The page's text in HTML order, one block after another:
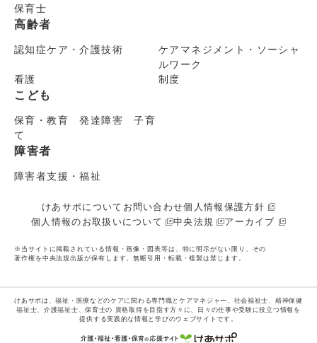
保育士
高齢者
認知症ケア・介護技術
ケアマネジメント・ソーシャ
ルワーク
看護
制度
こども
保育・教育 発達障害 子育
て
障害者
障害者支援・福祉
けあサポについて お問い合わせ個人情報保護方針
個人情報のお取扱いについて
中央法規 アーカイブ
※当サイトに掲載されている情報・画像・図表等は、特に明示がない限り、その
著作権を中央法規出版が保有します。無断引用・転載・複製は禁じます。
けあサポは、福祉・医療などのケアに関わる専門職とケアマネジャー、社会福祉士、精神保健
福祉士、介護福祉士、保育士の 資格取得を目指す方々に、日々の仕事や受験に役立つ情報を
提供する実践的な情報と学びのウェブサイトです。